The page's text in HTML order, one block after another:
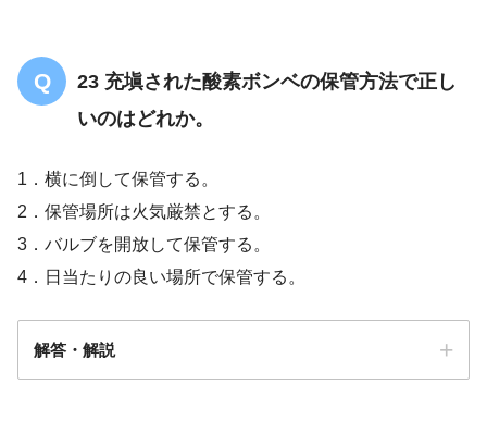
23 充塡された酸素ボンベの保管方法で正し
いのはどれか。
1．横に倒して保管する。
2．保管場所は火気厳禁とする。
3．バルブを開放して保管する。
4．日当たりの良い場所で保管する。
解答・解説